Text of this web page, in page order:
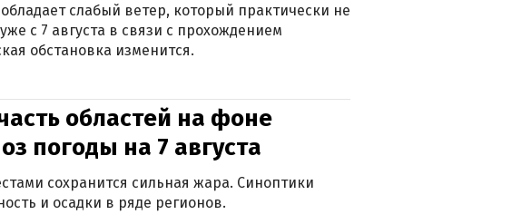
слабый ветер, который практически не
с 7 августа в связи с прохождением
обстановка изменится.
областей на фоне
погоды на 7 августа
сохранится сильная жара. Синоптики
и осадки в ряде регионов.